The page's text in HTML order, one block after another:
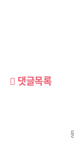
댓글목록